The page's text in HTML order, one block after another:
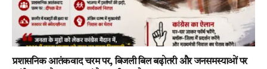
प्रशासनिक आतंकवाद चरम पर, बिजली बिल बढ़ोतरी और जनसमस्याओं पर